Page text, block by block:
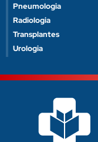
Pneumologia
Radiologia
Transplantes
Urologia